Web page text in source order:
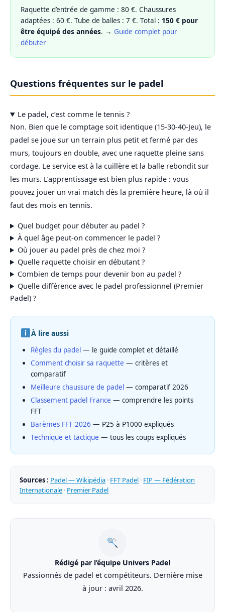
Raquette d’entrée de gamme : 80 €. Chaussures
adaptées : 60 €. Tube de balles : 7 €. Total : 150 € pour
être équipé des années. → Guide complet pour
débuter
Questions fréquentes sur le padel
Le padel, c’est comme le tennis ?
Non. Bien que le comptage soit identique (15-30-40-Jeu), le
padel se joue sur un terrain plus petit et fermé par des
murs, toujours en double, avec une raquette pleine sans
cordage. Le service est à la cuillère et la balle rebondit sur
les murs. L’apprentissage est bien plus rapide : vous
pouvez jouer un vrai match dès la première heure, là où il
faut des mois en tennis.
Quel budget pour débuter au padel ?
À quel âge peut-on commencer le padel ?
Où jouer au padel près de chez moi ?
Quelle raquette choisir en débutant ?
Combien de temps pour devenir bon au padel ?
Quelle différence avec le padel professionnel (Premier
Padel) ?
À lire aussi
Règles du padel — le guide complet et détaillé
Comment choisir sa raquette — critères et
comparatif
Meilleure chaussure de padel — comparatif 2026
Classement padel France — comprendre les points
FFT
Barèmes FFT 2026 — P25 à P1000 expliqués
Technique et tactique — tous les coups expliqués
Sources : Padel — Wikipédia · FFT Padel · FIP — Fédération
Internationale · Premier Padel
Rédigé par l’équipe Univers Padel
Passionnés de padel et compétiteurs. Dernière mise
à jour : avril 2026.